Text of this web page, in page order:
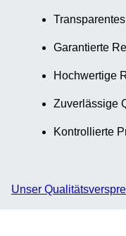
Garantierte
Hochwertige
Zuverlässige
Kontrollierte
Unser